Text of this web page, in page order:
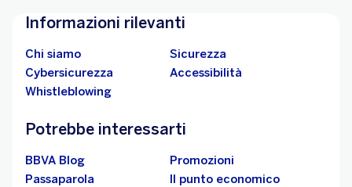
Informazioni rilevanti
Chi siamo
Sicurezza
Cybersicurezza
Accessibilità
Whistleblowing
Potrebbe interessarti
BBVA Blog
Promozioni
Passaparola
Il punto economico